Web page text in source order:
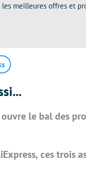
meilleures offres et
le bal des
ces trois